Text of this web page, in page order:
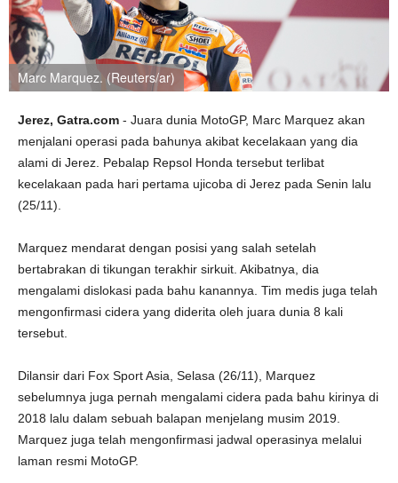
Marc Marquez. (Reuters/ar)
Jerez, Gatra.com - Juara dunia MotoGP, Marc Marquez akan
menjalani operasi pada bahunya akibat kecelakaan yang dia
alami di Jerez. Pebalap Repsol Honda tersebut terlibat
kecelakaan pada hari pertama ujicoba di Jerez pada Senin lalu
(25/11).
Marquez mendarat dengan posisi yang salah setelah
bertabrakan di tikungan terakhir sirkuit. Akibatnya, dia
mengalami dislokasi pada bahu kanannya. Tim medis juga telah
mengonfirmasi cidera yang diderita oleh juara dunia 8 kali
tersebut.
Dilansir dari Fox Sport Asia, Selasa (26/11), Marquez
sebelumnya juga pernah mengalami cidera pada bahu kirinya di
2018 lalu dalam sebuah balapan menjelang musim 2019.
Marquez juga telah mengonfirmasi jadwal operasinya melalui
laman resmi MotoGP.